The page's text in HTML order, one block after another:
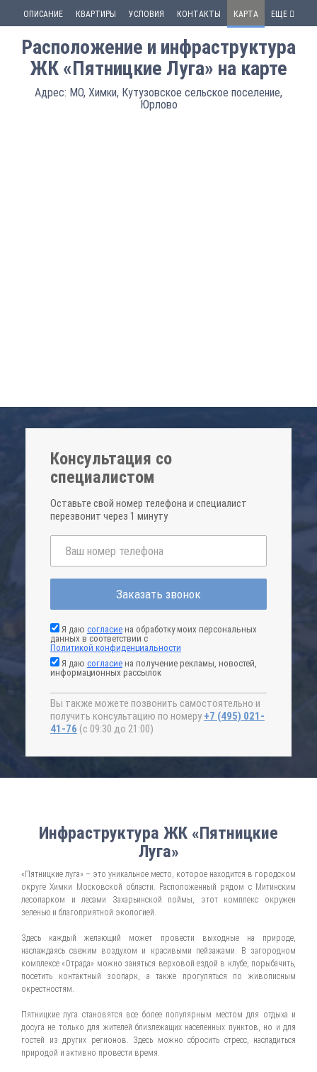
ОПИСАНИЕ КВАРТИРЫ УСЛОВИЯ КОНТАКТЫ КАРТА ЕЩЕ
Расположение и инфраструктура
ЖК «Пятницкие Луга» на карте
Адрес: МО, Химки, Кутузовское сельское поселение,
Юрлово
Консультация со
специалистом
Оставьте свой номер телефона и специалист
перезвонит через 1 минуту
Заказать звонок
Я даю согласиена обработку моих персональных
данных в соответствии с
Политикой конфиденциальности
Я даю согласиена получение рекламы, новостей,
информационных рассылок
Вы также можете позвонить самостоятельно и
получить консультацию по номеру +7 (495) 021-
41-76 (с 09:30 до 21:00)
Инфраструктура ЖК «Пятницкие
Луга»
«Пятницкие луга» – это уникальное место, которое находится в городском
округе Химки Московской области. Расположенный рядом с Митинским
лесопарком и лесами Захарьинской поймы, этот комплекс окружен
зеленью и благоприятной экологией.
Здесь каждый желающий может провести выходные на природе,
наслаждаясь свежим воздухом и красивыми пейзажами. В загородном
комплексе «Отрада» можно заняться верховой ездой в клубе, порыбачить,
посетить контактный зоопарк, а также прогуляться по живописным
окрестностям.
Пятницкие луга становятся все более популярным местом для отдыха и
досуга не только для жителей близлежащих населенных пунктов, но и для
гостей из других регионов. Здесь можно сбросить стресс, насладиться
природой и активно провести время.